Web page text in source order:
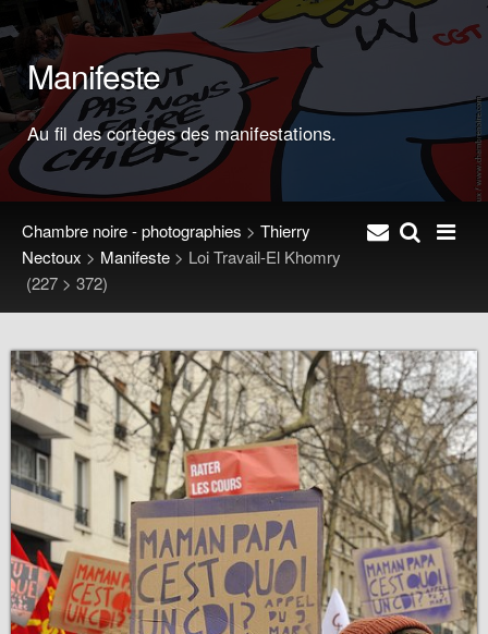
Manifeste
Au fil des cortèges des manifestations.
Chambre noire - photographies > Thierry
Nectoux > Manifeste > Loi Travail-El Khomry
(227 > 372)